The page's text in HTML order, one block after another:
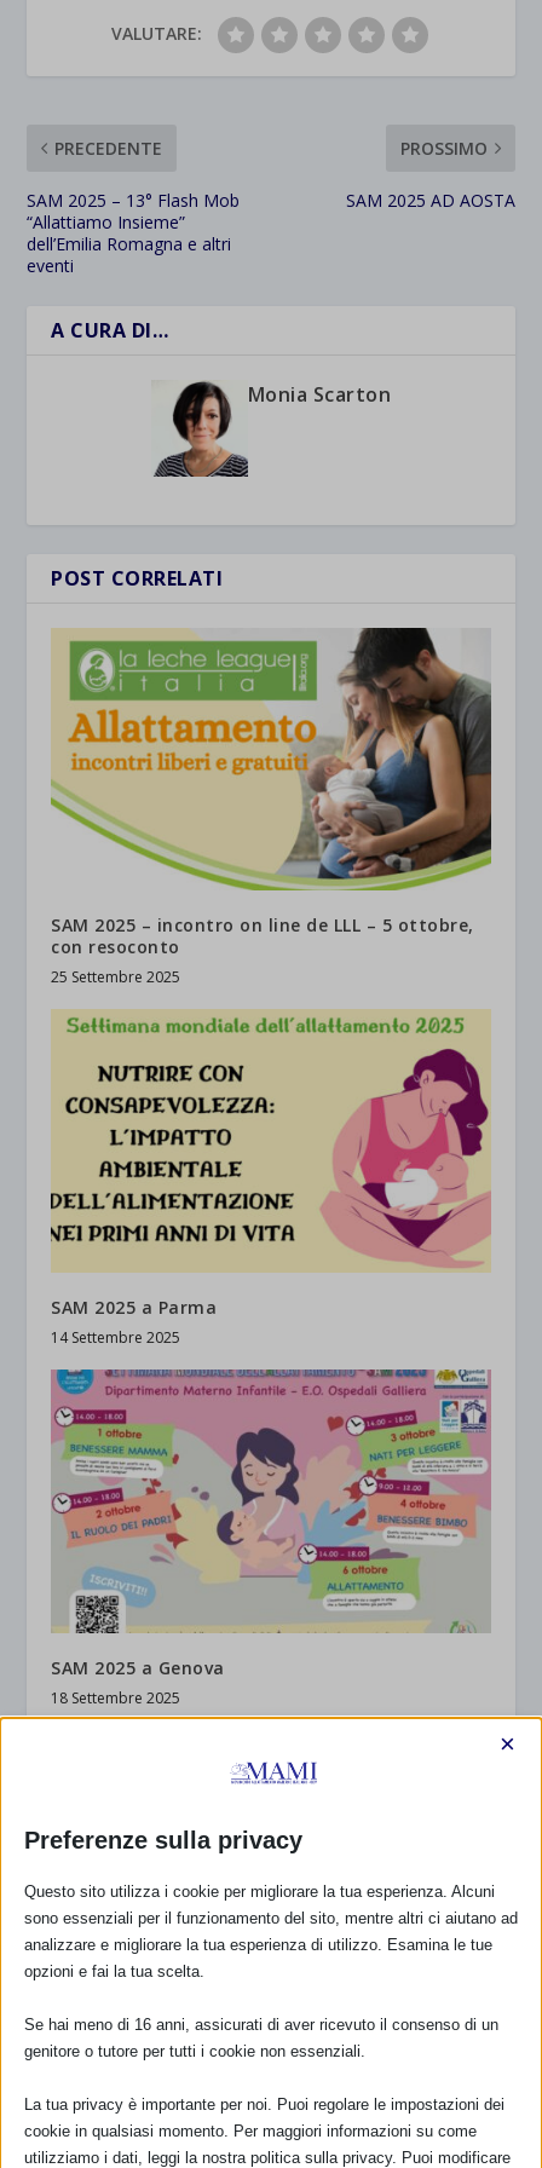
VALUTARE:
PRECEDENTE
SAM 2025 – 13° Flash Mob
“Allattiamo Insieme”
dell’Emilia Romagna e altri
eventi
PROSSIMO
SAM 2025 AD AOSTA
A CURA DI…
Monia Scarton
POST CORRELATI
SAM 2025 – incontro on line de LLL – 5 ottobre,
con resoconto
25 Settembre 2025
SAM 2025 a Parma
14 Settembre 2025
SAM 2025 a Genova
18 Settembre 2025
SAM 2025 a Mirandola (MO)
RISPONDI
Preferenze sulla privacy
×
Questo sito utilizza i cookie per migliorare la tua esperienza. Alcuni
sono essenziali per il funzionamento del sito, mentre altri ci aiutano ad
analizzare e migliorare la tua esperienza di utilizzo. Esamina le tue
opzioni e fai la tua scelta.
Se hai meno di 16 anni, assicurati di aver ricevuto il consenso di un
genitore o tutore per tutti i cookie non essenziali.
La tua privacy è importante per noi. Puoi regolare le impostazioni dei
cookie in qualsiasi momento. Per maggiori informazioni su come
utilizziamo i dati, leggi la nostra politica sulla privacy. Puoi modificare